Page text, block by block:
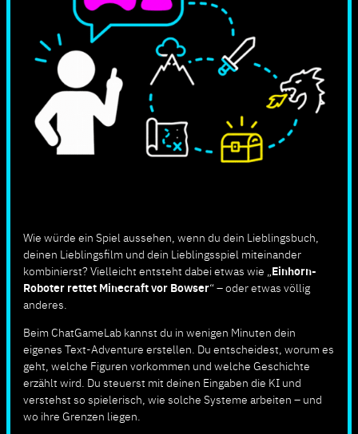
Wie würde ein Spiel aussehen, wenn du dein Lieblingsbuch,
deinen Lieblingsfilm und dein Lieblingsspiel miteinander
kombinierst? Vielleicht entsteht dabei etwas wie „ Einhorn-
Roboter rettet Minecraft vor Bowser“ – oder etwas völlig
anderes.
Beim ChatGameLab kannst du in wenigen Minuten dein
eigenes Text-Adventure erstellen. Du entscheidest, worum es
geht, welche Figuren vorkommen und welche Geschichte
erzählt wird. Du steuerst mit deinen Eingaben die KI und
verstehst so spielerisch, wie solche Systeme arbeiten – und
wo ihre Grenzen liegen.